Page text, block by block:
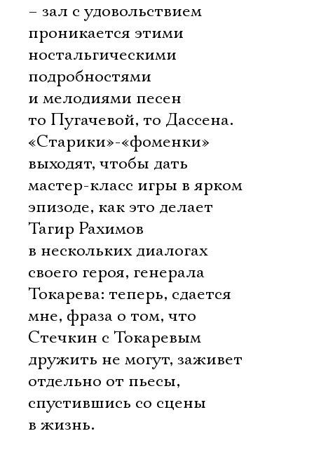
– зал с удовольствием
проникается этими
ностальгическими
подробностями
и мелодиями песен
то Пугачевой, то Дассена.
«Старики»-«фоменки»
выходят, чтобы дать
мастер-класс игры в ярком
эпизоде, как это делает
Тагир Рахимов
в нескольких диалогах
своего героя, генерала
Токарева: теперь, сдается
мне, фраза о том, что
Стечкин с Токаревым
дружить не могут, заживет
отдельно от пьесы,
спустившись со сцены
в жизнь.
Электропочта
Имя
Ознакомиться